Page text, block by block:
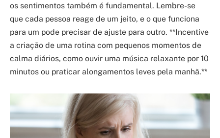
os sentimentos também é fundamental. Lembre-se
que cada pessoa reage de um jeito, e o que funciona
para um pode precisar de ajuste para outro. **Incentive
a criação de uma rotina com pequenos momentos de
calma diários, como ouvir uma música relaxante por 10
minutos ou praticar alongamentos leves pela manhã.**